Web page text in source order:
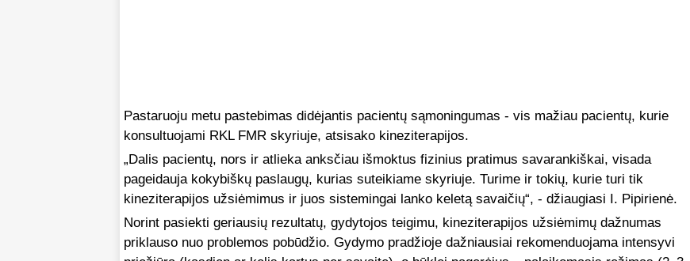
Pastaruoju metu pastebimas didėjantis pacientų sąmoningumas - vis mažiau pacientų, kurie
konsultuojami RKL FMR skyriuje, atsisako kineziterapijos.
„Dalis pacientų, nors ir atlieka anksčiau išmoktus fizinius pratimus savarankiškai, visada
pageidauja kokybiškų paslaugų, kurias suteikiame skyriuje. Turime ir tokių, kurie turi tik
kineziterapijos užsiėmimus ir juos sistemingai lanko keletą savaičių“, - džiaugiasi I. Pipirienė.
Norint pasiekti geriausių rezultatų, gydytojos teigimu, kineziterapijos užsiėmimų dažnumas
priklauso nuo problemos pobūdžio. Gydymo pradžioje dažniausiai rekomenduojama intensyvi